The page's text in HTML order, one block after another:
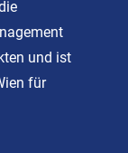
und ist
für